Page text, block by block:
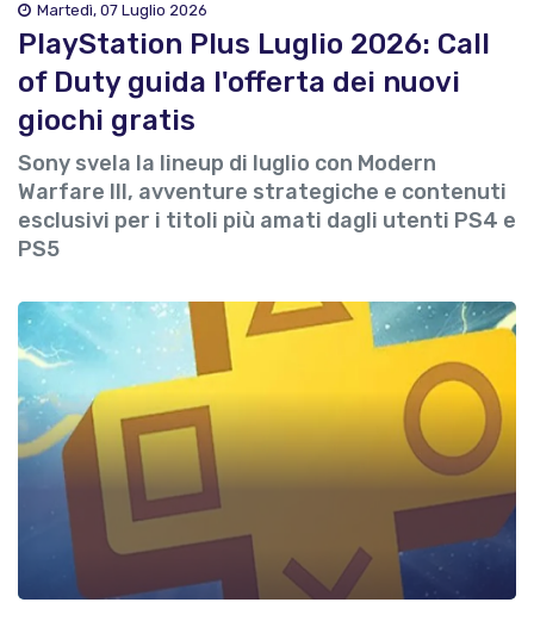
Martedì, 07 Luglio 2026
PlayStation Plus Luglio 2026: Call
of Duty guida l'offerta dei nuovi
giochi gratis
Sony svela la lineup di luglio con Modern
Warfare III, avventure strategiche e contenuti
esclusivi per i titoli più amati dagli utenti PS4 e
PS5